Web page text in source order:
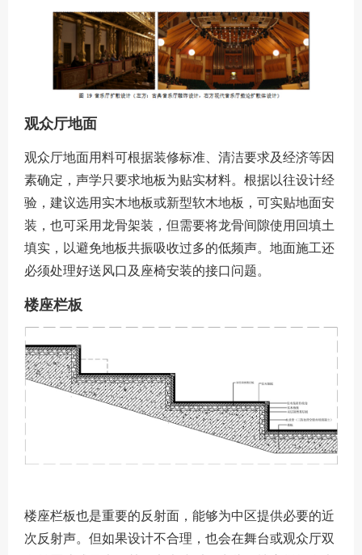
观众厅地面
观众厅地面用料可根据装修标准、清洁要求及经济等因
素确定，声学只要求地板为贴实材料。根据以往设计经
验，建议选用实木地板或新型软木地板，可实贴地面安
装，也可采用龙骨架装，但需要将龙骨间隙使用回填土
填实，以避免地板共振吸收过多的低频声。地面施工还
必须处理好送风口及座椅安装的接口问题。
楼座栏板
楼座栏板也是重要的反射面，能够为中区提供必要的近
次反射声。但如果设计不合理，也会在舞台或观众厅双